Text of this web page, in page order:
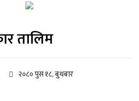
तालिम
२०८० पुस १८, बुधबार